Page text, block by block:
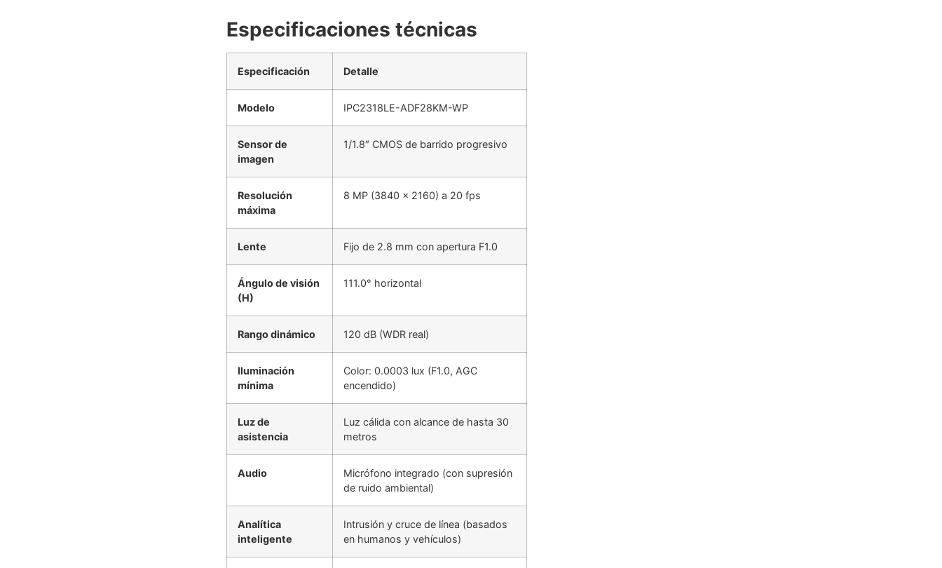
Especificaciones técnicas
Especificación Detalle
Modelo IPC2318LE-ADF28KM-WP
Sensor de
imagen
1/1.8″ CMOS de barrido progresivo
Resolución
máxima
8 MP (3840 x 2160) a 20 fps
Lente Fijo de 2.8 mm con apertura F1.0
Ángulo de visión
(H)
111.0° horizontal
Rango dinámico 120 dB (WDR real)
Iluminación
mínima
Color: 0.0003 lux (F1.0, AGC
encendido)
Luz de
asistencia
Luz cálida con alcance de hasta 30
metros
Audio
Micrófono integrado (con supresión
de ruido ambiental)
Analítica
inteligente
Intrusión y cruce de línea (basados
en humanos y vehículos)